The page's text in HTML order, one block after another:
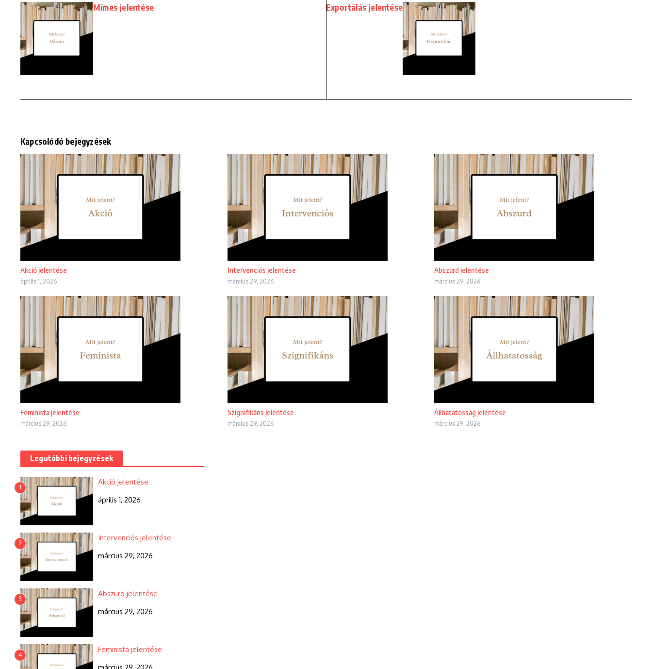
Mímes jelentése Exportálás jelentése
Kapcsolódó bejegyzések
Akció jelentése
április 1, 2026
Intervenciós jelentése
március 29, 2026
Abszurd jelentése
március 29, 2026
Feminista jelentése
március 29, 2026
Szignifikáns jelentése
március 29, 2026
Állhatatosság jelentése
március 29, 2026
Legutóbbi bejegyzések
1
Akció jelentése
április 1, 2026
2
Intervenciós jelentése
március 29, 2026
3
Abszurd jelentése
március 29, 2026
4
Feminista jelentése